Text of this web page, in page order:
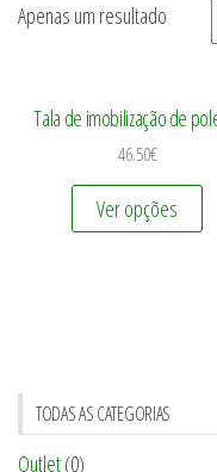
Apenas um resultado
Tala de imobilização de
46.50€
Ver opções
TODAS AS CATEGORIAS
Outlet(0)